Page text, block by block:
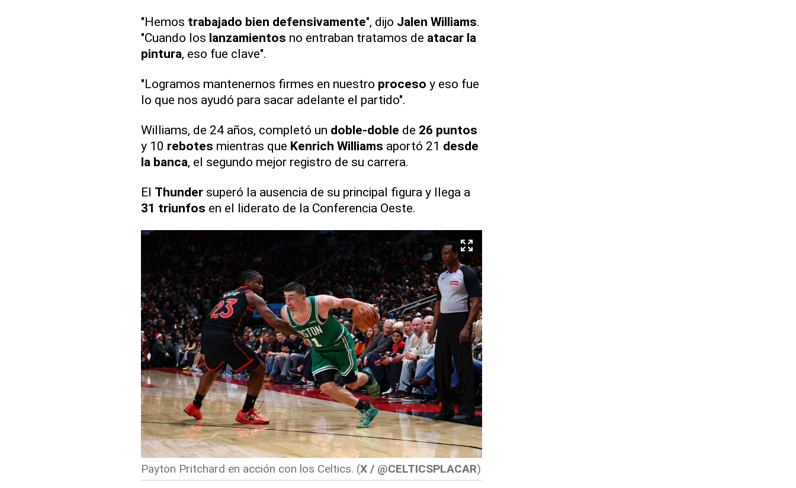
"Hemos trabajado bien defensivamente", dijo Jalen Williams.
"Cuando los lanzamientos no entraban tratamos de atacar la
pintura, eso fue clave".
"Logramos mantenernos firmes en nuestro proceso y eso fue
lo que nos ayudó para sacar adelante el partido".
Williams, de 24 años, completó un doble-doble de 26 puntos
y 10 rebotes mientras que Kenrich Williams aportó 21 desde
la banca, el segundo mejor registro de su carrera.
El Thundersuperó la ausencia de su principal figura y llega a
31 triunfos en el liderato de la Conferencia Oeste.
Payton Pritchard en acción con los Celtics. (X / @CELTICSPLACAR)